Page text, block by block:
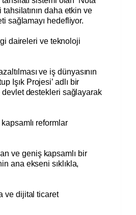
daha etkin ve
sağlamayı hedefliyor.
daireleri ve teknoloji
ve iş dünyasının
Işık Projesi’ adlı bir
devlet destekleri sağlayarak
reformlar
ve geniş kapsamlı bir
ana ekseni sıklıkla,
ve dijital ticaret